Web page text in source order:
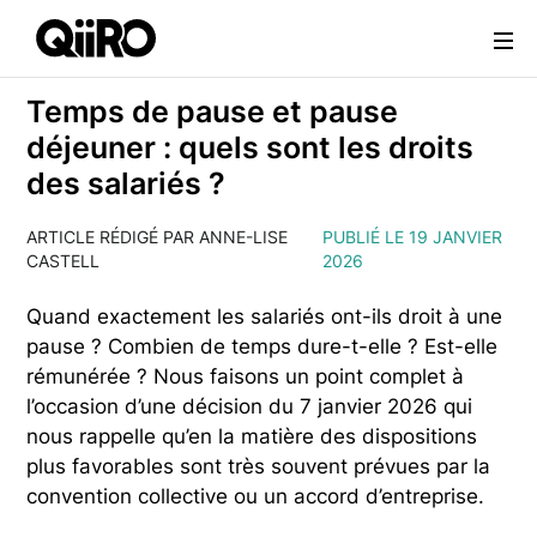
Webflow Homepage
Temps de pause et pause
déjeuner : quels sont les droits
des salariés ?
ARTICLE RÉDIGÉ PAR ANNE-LISE
CASTELL
PUBLIÉ LE 19 JANVIER
2026
Quand exactement les salariés ont-ils droit à une
pause ? Combien de temps dure-t-elle ? Est-elle
rémunérée ? Nous faisons un point complet à
l’occasion d’une décision du 7 janvier 2026 qui
nous rappelle qu’en la matière des dispositions
plus favorables sont très souvent prévues par la
convention collective ou un accord d’entreprise.